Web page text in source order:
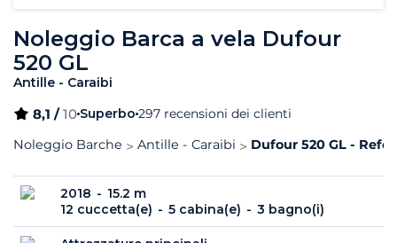
Noleggio Barca a vela Dufour
520 GL
Antille - Caraibi
8,1 /10 Superbo 297 recensioni dei clienti
Noleggio Barche
Antille - Caraibi Dufour 520 GL -
2018
15.2 m
12 cuccetta(e)
5 cabina(e) 3 bagno(i)